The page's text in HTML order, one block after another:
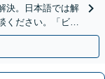
決。日本語では解
ください。「ビザ